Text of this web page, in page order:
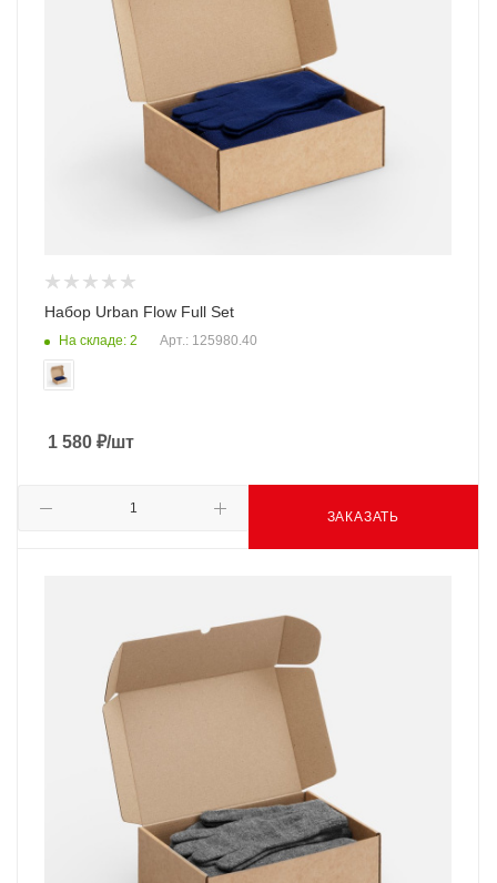
Набор Urban Flow Full Set
На складе: 2 Арт.: 125980.40
1 580 ₽/шт
ЗАКАЗАТЬ